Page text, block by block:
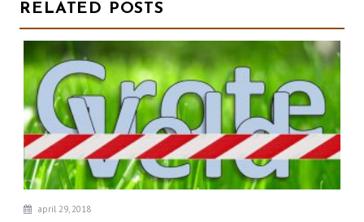
RELATED POSTS
april 29, 2018